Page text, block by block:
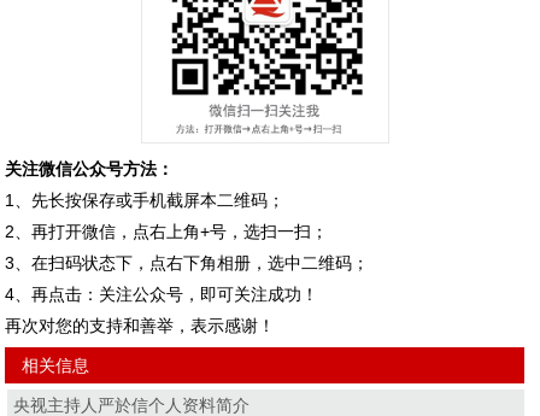
关注微信公众号方法：
1、先长按保存或手机截屏本二维码；
2、再打开微信，点右上角+号，选扫一扫；
3、在扫码状态下，点右下角相册，选中二维码；
4、再点击：关注公众号，即可关注成功！
再次对您的支持和善举，表示感谢！
相关信息
央视主持人严於信个人资料简介